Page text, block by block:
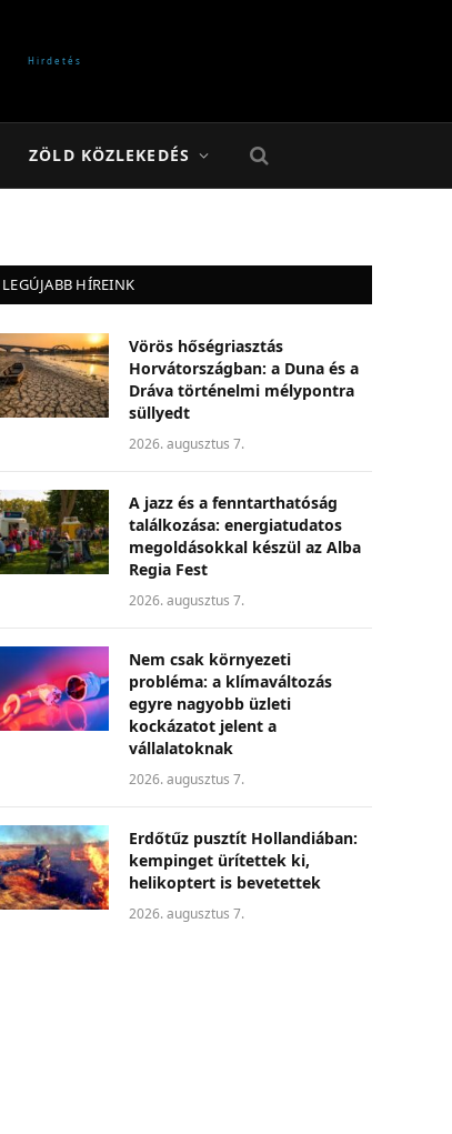
ZÖLD KÖZLEKEDÉS
LEGÚJABB HÍREINK
Vörös hőségriasztás
Horvátországban: a Duna és a
Dráva történelmi mélypontra
süllyedt
2026. augusztus 7.
A jazz és a fenntarthatóság
találkozása: energiatudatos
megoldásokkal készül az Alba
Regia Fest
2026. augusztus 7.
Nem csak környezeti
probléma: a klímaváltozás
egyre nagyobb üzleti
kockázatot jelent a
vállalatoknak
2026. augusztus 7.
Erdőtűz pusztít Hollandiában:
kempinget ürítettek ki,
helikoptert is bevetettek
2026. augusztus 7.